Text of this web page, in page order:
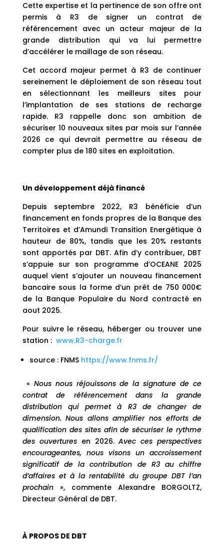
Cette expertise et la pertinence de son offre ont
permis à R3 de signer un contrat de
référencement avec un acteur majeur de la
grande distribution qui va lui permettre
d’accélérer le maillage de son réseau.
Cet accord majeur permet à R3 de continuer
sereinement le déploiement de son réseau tout
en sélectionnant les meilleurs sites pour
l’implantation de ses stations de recharge
rapide. R3 rappelle donc son ambition de
sécuriser 10 nouveaux sites par mois sur l’année
2026 ce qui devrait permettre au réseau de
compter plus de 180 sites en exploitation.
Un développement déjà financé
Depuis septembre 2022, R3 bénéficie d’un
financement en fonds propres de la Banque des
Territoires et d’Amundi Transition Energétique à
hauteur de 80%, tandis que les 20% restants
sont apportés par DBT. Afin d’y contribuer, DBT
s’appuie sur son programme d’OCEANE 2025
auquel vient s’ajouter un nouveau financement
bancaire sous la forme d’un prêt de 750 000€
de la Banque Populaire du Nord contracté en
aout 2025.
Pour suivre le réseau, héberger ou trouver une
station : www.R3-charge.fr
source : FNMS https://www.fnms.fr/
« Nous nous réjouissons de la signature de ce
contrat de référencement dans la grande
distribution qui permet à R3 de changer de
dimension. Nous allons amplifier nos efforts de
qualification des sites afin de sécuriser le rythme
des ouverturesen 2026.Avec ces perspectives
encourageantes, nous visons un accroissement
significatif de la contribution de R3 au chiffre
d’affaires et à la rentabilité du groupe DBT l’an
prochain », commente Alexandre BORGOLTZ,
Directeur Général de DBT.
À PROPOS DE DBT